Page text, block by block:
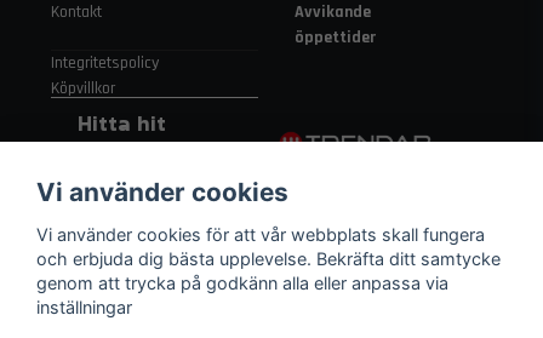
Kontakt
Integritetspolicy
Köpvillkor
Avvikande
öppettider
Hitta hit
Strängnäsvägen
315 155 91
Nykvarn Sverige
08 552 450 06
Vi använder cookies
Vi använder cookies för att vår webbplats skall fungera
och erbjuda dig bästa upplevelse. Bekräfta ditt samtycke
genom att trycka på godkänn alla eller anpassa via
inställningar